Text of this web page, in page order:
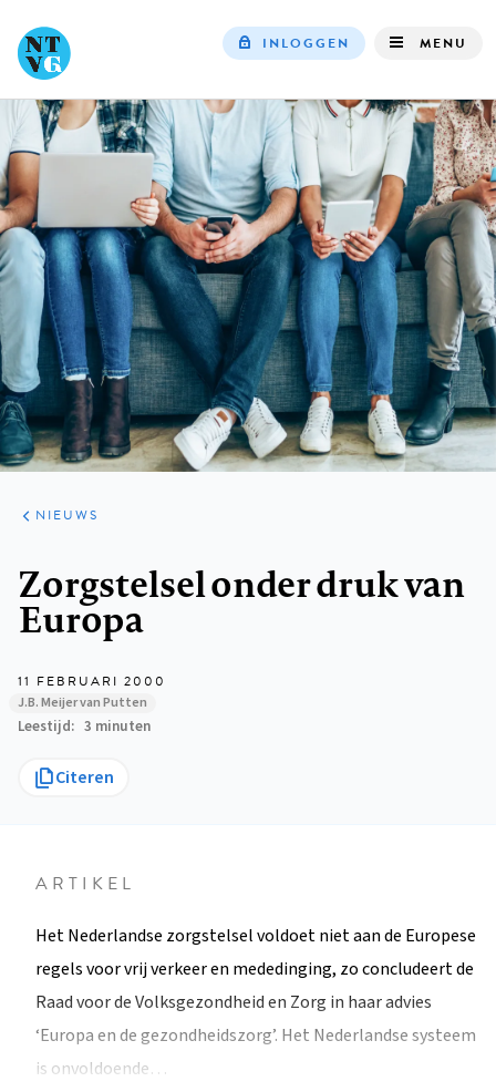
navigation
INLOGGEN MENU
ARTIKELEN
HET
KORT
NIEUWS
Zorgstelsel onder druk van
Europa
11 FEBRUARI 2000
J.B. Meijer van Putten
Leestijd 3 minuten
Citeren
ARTIKEL
Het Nederlandse zorgstelsel voldoet niet aan de Europese
regels voor vrij verkeer en mededinging, zo concludeert de
Raad voor de Volksgezondheid en Zorg in haar advies
‘Europa en de gezondheidszorg’. Het Nederlandse systeem
is onvoldoende…